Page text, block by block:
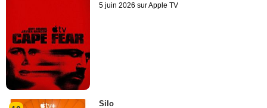
5 juin 2026 sur Apple TV
Silo